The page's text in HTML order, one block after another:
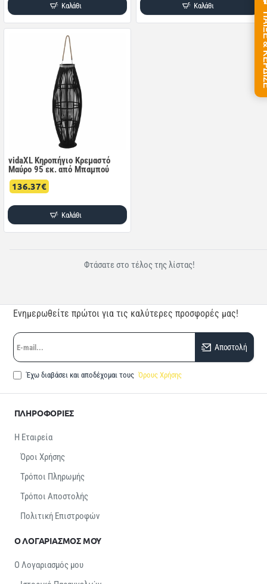
Καλάθι Καλάθι
vidaXL Κηροπήγιο Κρεμαστό
Μαύρο 95 εκ. από Μπαμπού
136.37€
Καλάθι
Φτάσατε στο τέλος της λίστας!
Ενημερωθείτε πρώτοι για τις καλύτερες προσφορές μας!
E-
mail...
Αποστολή
Έχω διαβάσει και αποδέχομαι τους Όρους Χρήσης
ΠΛΗΡΟΦΟΡΙΕΣ
Η Εταιρεία
Όροι Χρήσης
Τρόποι Πληρωμής
Τρόποι Αποστολής
Πολιτική Επιστροφών
Ο ΛΟΓΑΡΙΑΣΜΟΣ ΜΟΥ
Ο Λογαριασμός μου